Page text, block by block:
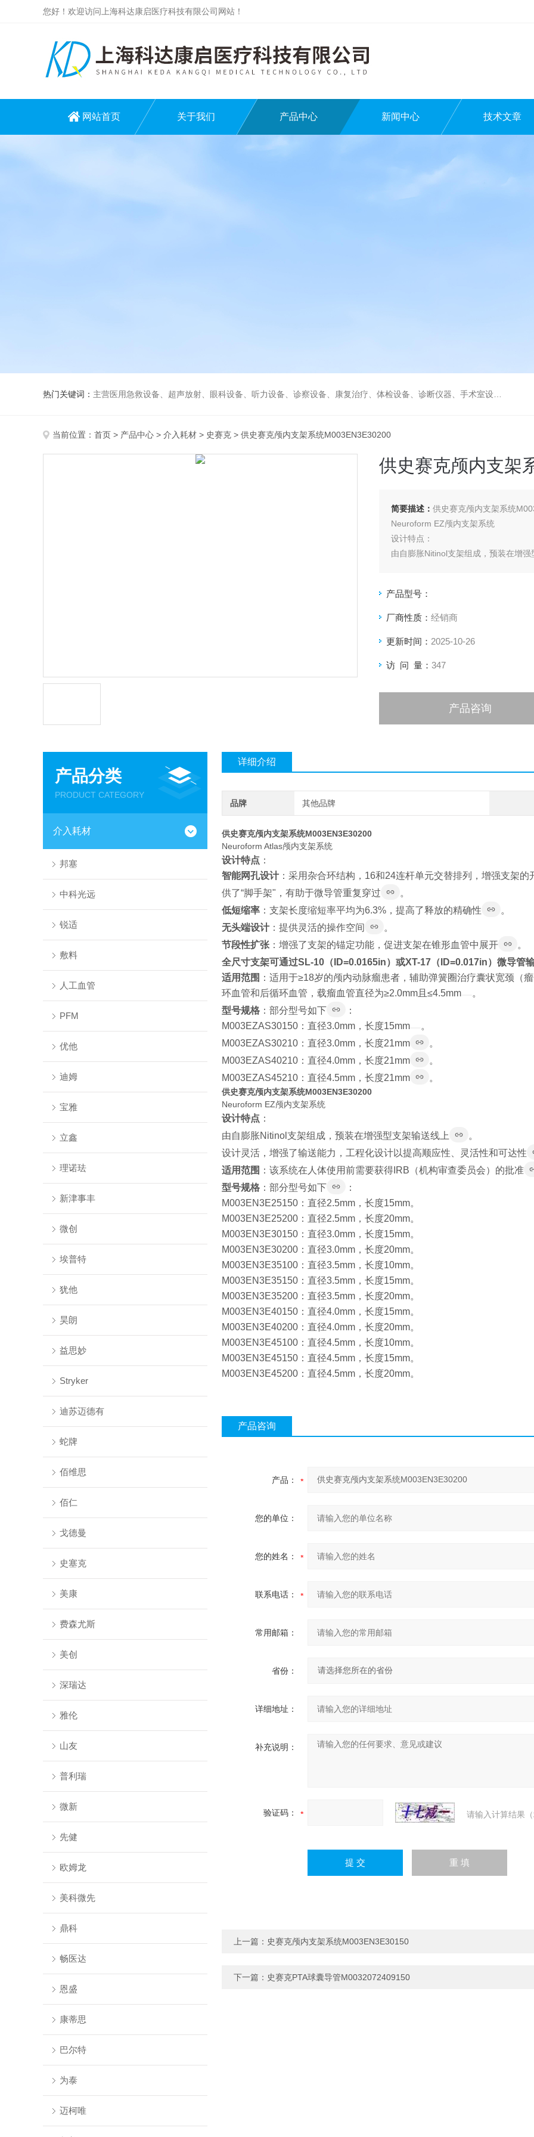
您好！欢迎访问上海科达康启医疗科技有限公司网站！
网站首页 关于我们 产品中心 新闻中心 技术文章
热门关键词： 主营医用急救设备、超声放射、眼科设备、听力设备、诊察设备、康复治疗、体检设备、诊断仪器、手术室设备急救室、监护设备诊疗室等医疗设备。
当前位置： 首页 > 产品中心 > 介入耗材 > 史赛克 > 供史赛克颅内支架系统M003EN3E30200
供史赛克颅内支架
简要描述： 供史赛克颅内支架系统
Neuroform EZ颅内支架系统
设计特点：
由自膨胀Nitinol支架组成，预装在增
产品型号：
厂商性质： 经销商
更新时间： 2025-10-26
访 问 量： 347
产品咨询
产品分类
PRODUCT CATEGORY
介入耗材
邦塞
中科光远
锐适
敷料
人工血管
PFM
优他
迪姆
宝雅
立鑫
理诺珐
新津事丰
微创
埃普特
犹他
昊朗
益思妙
Stryker
迪苏迈德有
蛇牌
佰维思
佰仁
戈德曼
史塞克
美康
费森尤斯
美创
深瑞达
雅伦
山友
普利瑞
微新
先健
欧姆龙
美科微先
鼎科
畅医达
恩盛
康蒂思
巴尔特
为泰
迈柯唯
详细介绍
品牌 其他品牌
供史赛克颅内支架系统M003EN3E30200
Neuroform Atlas颅内支架系统
设计特点 ：
智能网孔设计：采用杂合环结构，16和24连杆单元交替排列，增强支架的
供了“脚手架"，有助于微导管重复穿过
。
低短缩率 ：支架长度缩短率平均为6.3%，提高了释放的精确性
。
无头端设计：提供灵活的操作空间
。
节段性扩张 ：增强了支架的锚定功能，促进支架在锥形血管中展开
。
全尺寸支架可通过SL-10（ID=0.0165in）或XT-17（ID=0.017in）微导管
适用范围 ：适用于≥18岁的颅内动脉瘤患者，辅助弹簧圈治疗囊状宽颈（
环血管和后循环血管，载瘤血管直径为≥2.0mm且≤4.5mm
。
型号规格 ：部分型号如下
：
M003EZAS30150：直径3.0mm，长度15mm
。
M003EZAS30210：直径3.0mm，长度21mm
。
M003EZAS40210：直径4.0mm，长度21mm
。
M003EZAS45210：直径4.5mm，长度21mm
。
供史赛克颅内支架系统M003EN3E30200
Neuroform EZ颅内支架系统
设计特点 ：
由自膨胀Nitinol支架组成，预装在增强型支架输送线上
。
设计灵活，增强了输送能力，工程化设计以提高顺应性、灵活性和可达性
适用范围 ：该系统在人体使用前需要获得IRB（机构审查委员会）的批准
型号规格 ：部分型号如下
：
M003EN3E25150：直径2.5mm，长度15mm。
M003EN3E25200：直径2.5mm，长度20mm。
M003EN3E30150：直径3.0mm，长度15mm。
M003EN3E30200：直径3.0mm，长度20mm。
M003EN3E35100：直径3.5mm，长度10mm。
M003EN3E35150：直径3.5mm，长度15mm。
M003EN3E35200：直径3.5mm，长度20mm。
M003EN3E40150：直径4.0mm，长度15mm。
M003EN3E40200：直径4.0mm，长度20mm。
M003EN3E45100：直径4.5mm，长度10mm。
M003EN3E45150：直径4.5mm，长度15mm。
M003EN3E45200：直径4.5mm，长度20mm。
产品咨询
产品：
您的单位：
您的姓名：
联系电话：
常用邮箱：
省份：
详细地址：
补充说明：
验证码： 请输入计算结果
上一篇： 史赛克颅内支架系统M003EN3E30150
下一篇： 史赛克PTA球囊导管M0032072409150